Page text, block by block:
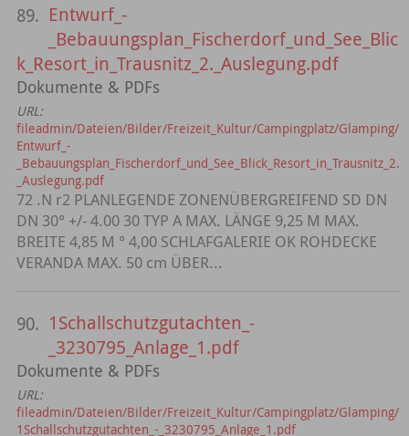
89. Entwurf_-
_Bebauungsplan_Fischerdorf_und_See_Blic
k_Resort_in_Trausnitz_2._Auslegung.pdf
Dokumente & PDFs
URL:
fileadmin/Dateien/Bilder/Freizeit_Kultur/Campingplatz/Glamping/
Entwurf_-
_Bebauungsplan_Fischerdorf_und_See_Blick_Resort_in_Trausnitz_2.
_Auslegung.pdf
72 .N r2 PLANLEGENDE ZONENÜBERGREIFEND SD DN
DN 30° +/- 4.00 30 TYP A MAX. LÄNGE 9,25 M MAX.
BREITE 4,85 M ° 4,00 SCHLAFGALERIE OK ROHDECKE
VERANDA MAX. 50 cm ÜBER...
90. 1Schallschutzgutachten_-
_3230795_Anlage_1.pdf
Dokumente & PDFs
URL:
fileadmin/Dateien/Bilder/Freizeit_Kultur/Campingplatz/Glamping/
1Schallschutzgutachten_-_3230795_Anlage_1.pdf